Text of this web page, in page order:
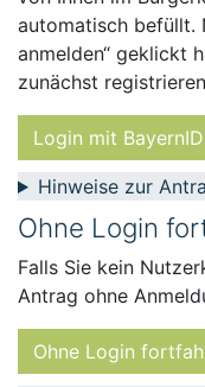
automatisch befüllt.
anmelden“ geklickt
zunächst
Login mit BayernID
Hinweise zur
Ohne Login
Falls Sie kein
Antrag ohne
Ohne Login